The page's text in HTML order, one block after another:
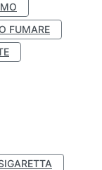
FUMARE